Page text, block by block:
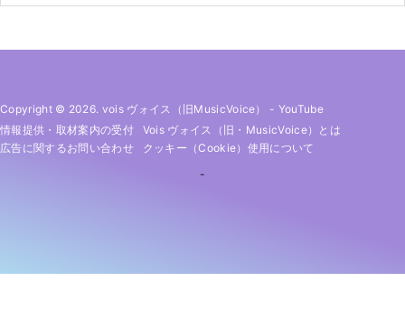
Copyright © 2026. vois ヴォイス（旧MusicVoice） - YouTube
情報提供・取材案内の受付
Vois ヴォイス（旧・MusicVoice）とは
広告に関するお問い合わせ
クッキー（cookie）使用について
-